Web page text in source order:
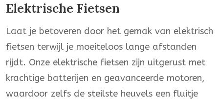
Elektrische Fietsen
Laat je betoveren door het gemak van elektrisch
fietsen terwijl je moeiteloos lange afstanden
rijdt. Onze elektrische fietsen zijn uitgerust met
krachtige batterijen en geavanceerde motoren,
waardoor zelfs de steilste heuvels een fluitje